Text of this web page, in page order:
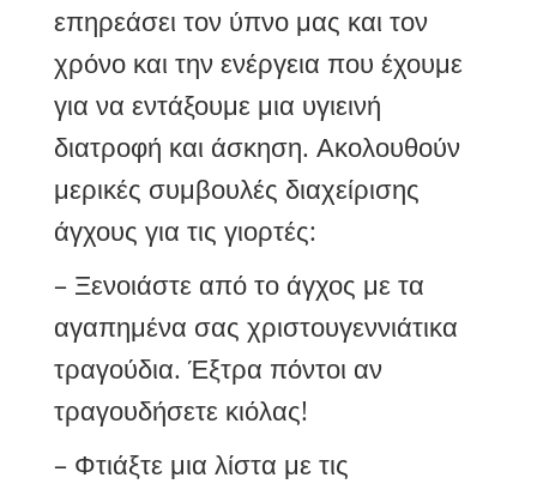
επηρεάσει τον ύπνο μας και τον
χρόνο και την ενέργεια που έχουμε
για να εντάξουμε μια υγιεινή
διατροφή και άσκηση. Ακολουθούν
μερικές συμβουλές διαχείρισης
άγχους για τις γιορτές:
– Ξενοιάστε από το άγχος με τα
αγαπημένα σας χριστουγεννιάτικα
τραγούδια. Έξτρα πόντοι αν
τραγουδήσετε κιόλας!
– Φτιάξτε μια λίστα με τις